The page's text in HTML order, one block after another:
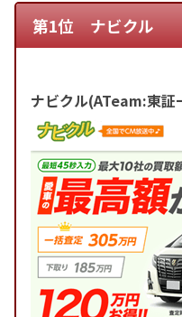
第1位 ナビクル
ナビクル(ATeam:東証